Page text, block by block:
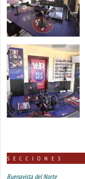
SECCIONES
Buenavista del Norte